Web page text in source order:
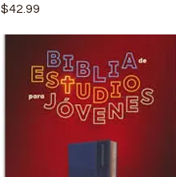
Precio
$42.99